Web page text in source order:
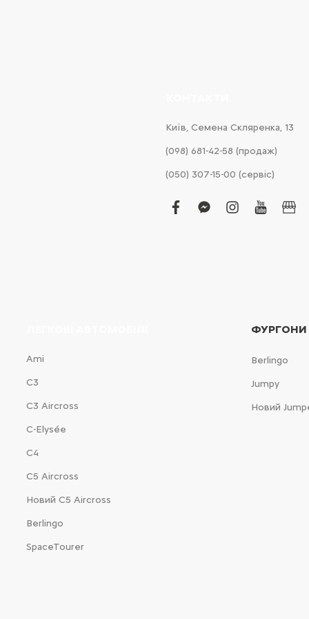
Київ, Cемена Скляренка, 13
(098) 681-42-58‬ (продаж)
(050) 307-15-00 (сервіс)
facebook
facebook-
instagram
youtube
Ami
С3
С3 Aircross
C-Elysée
С4
С5 Aircross
Новий С5 Aircross
Berlingo
SpaceTourer
ФУРГОНИ
Berlingo
Jumpy
Новий